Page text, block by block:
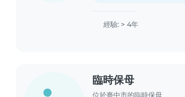
經驗: > 4年
臨時保母
位於臺中市的臨時保母